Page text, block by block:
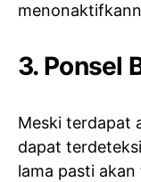
3. Ponsel
Meski terdapat
dapat
lama pasti